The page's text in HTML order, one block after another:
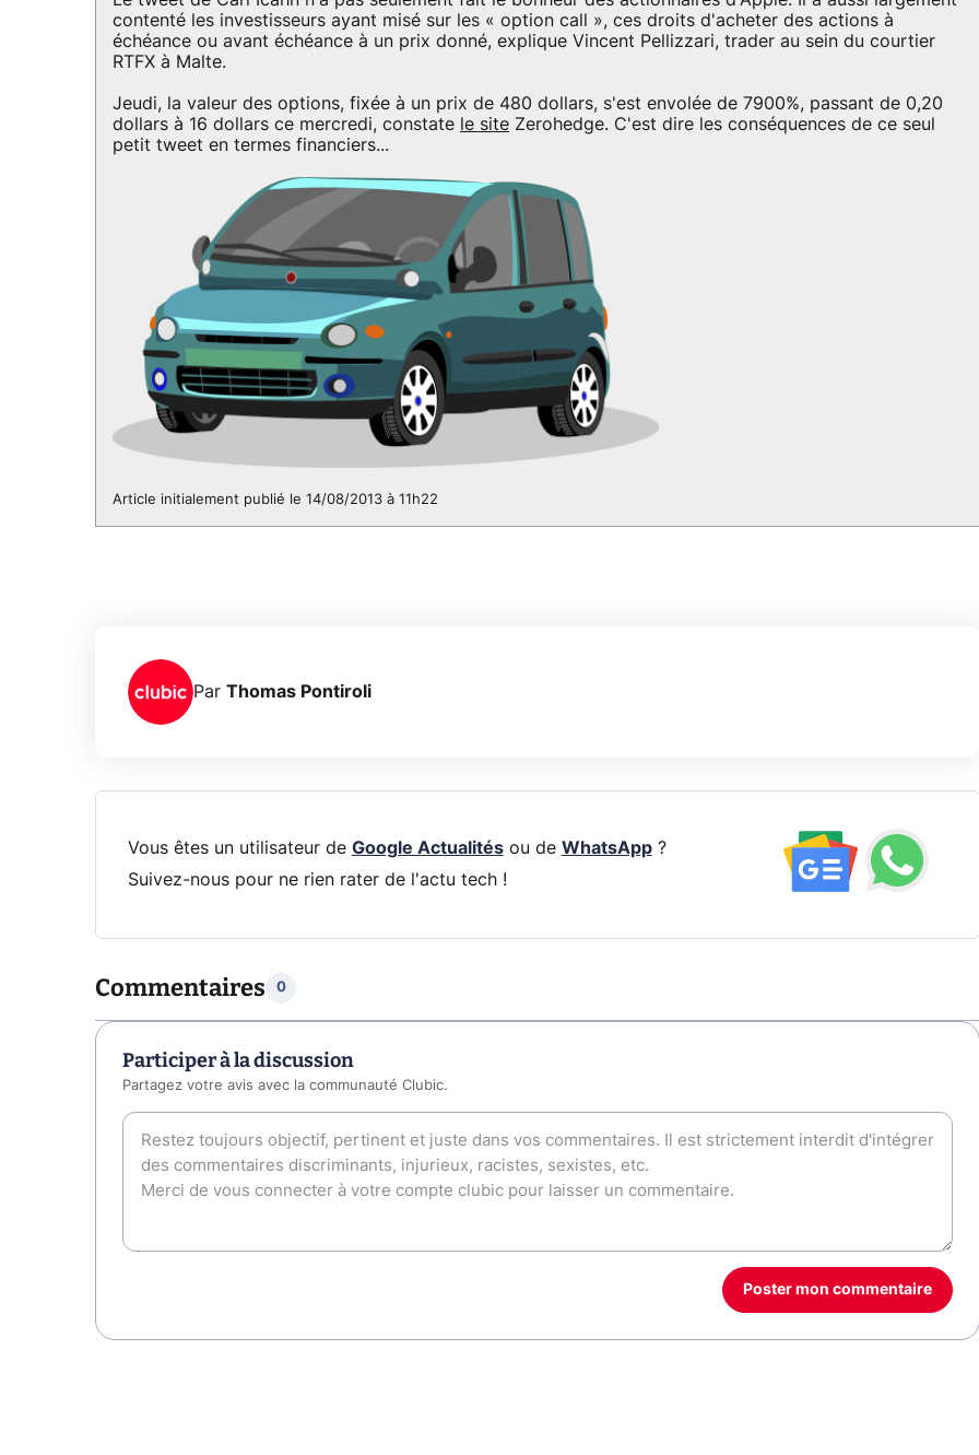
contenté les investisseurs ayant misé sur les « option call », ces droits d'acheter des actions à
échéance ou avant échéance à un prix donné, explique Vincent Pellizzari, trader au sein du courtier
RTFX à Malte.
Jeudi, la valeur des options, fixée à un prix de 480 dollars, s'est envolée de 7900%, passant de 0,20
dollars à 16 dollars ce mercredi, constate le site Zerohedge. C'est dire les conséquences de ce seul
petit tweet en termes financiers...
Article initialement publié le 14/08/2013 à 11h22
Par Thomas Pontiroli
Vous êtes un utilisateur de Google Actualitésou de WhatsApp?
Suivez-nous pour ne rien rater de l'actu tech !
Commentaires 0
Participer à la discussion
Partagez votre avis avec la communauté Clubic.
Poster mon commentaire